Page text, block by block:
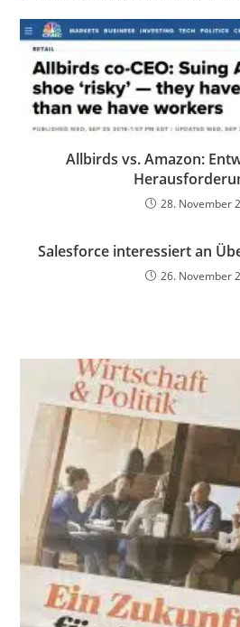
Allbirds vs. Amazon:
28. November
Salesforce interessiert an
26. November